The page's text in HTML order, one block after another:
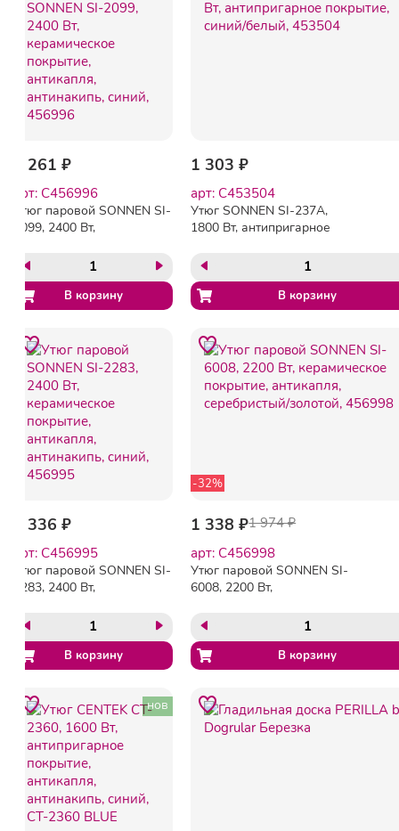
1 261 ₽
арт: C456996
Утюг паровой SONNEN SI-
2099, 2400 Вт,
антикапля, антинакипь,
синий, 456996
1 303 ₽
арт: C453504
Утюг SONNEN SI-237A,
1800 Вт, антипригарное
453504
1 336 ₽
арт: C456995
Утюг паровой SONNEN SI-
2283, 2400 Вт,
антикапля, антинакипь,
cиний, 456995
-32%
1 338 ₽1 974 ₽
арт: C456998
Утюг паровой SONNEN SI-
6008, 2200 Вт,
антикапля, серебристый/
золотой, 456998
нов